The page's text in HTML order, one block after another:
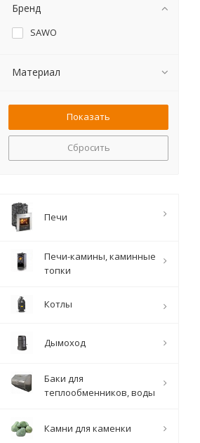
Бренд
SAWO
Материал
Сбросить
Печи
Печи-камины, каминные
топки
Котлы
Дымоход
Баки для
теплообменников, воды
Камни для каменки